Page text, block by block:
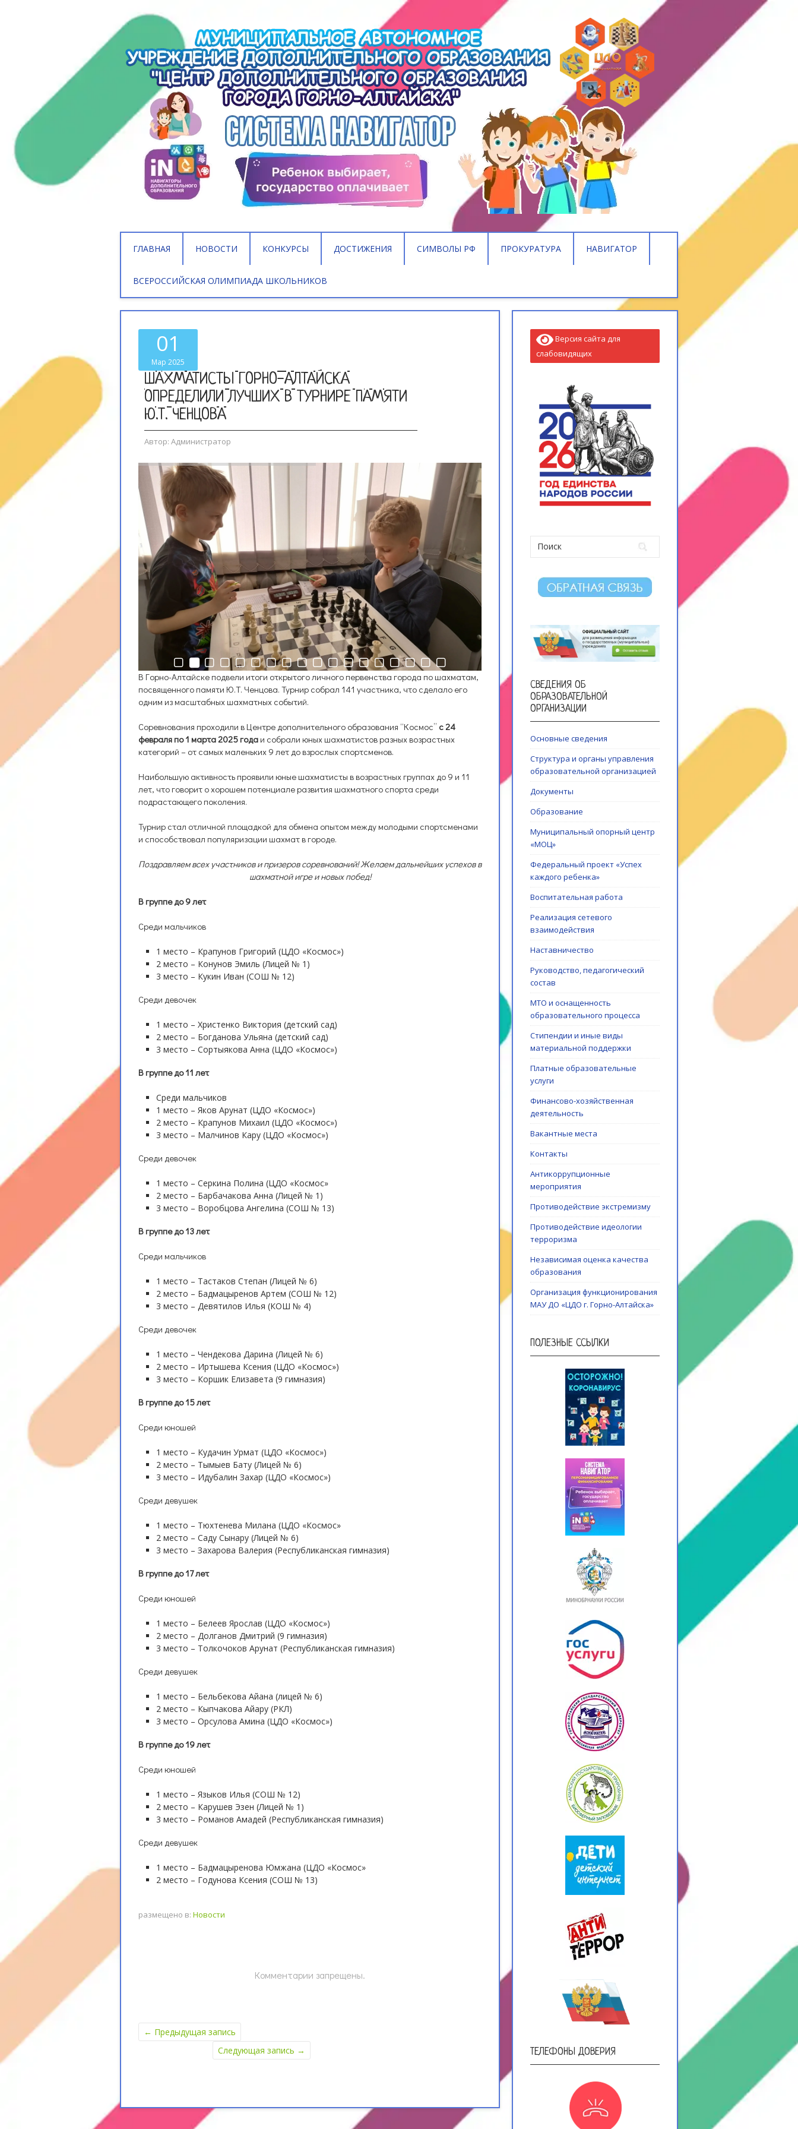
ГЛАВНАЯ НОВОСТИ КОНКУРСЫ ДОСТИЖЕНИЯ СИМВОЛЫ РФ ПРОКУРАТУРА НАВИГАТОР
ВСЕРОССИЙСКАЯ ОЛИМПИАДА ШКОЛЬНИКОВ
01
Мар 2025
ШАХМАТИСТЫ ГОРНО-АЛТАЙСКА
ОПРЕДЕЛИЛИ ЛУЧШИХ В ТУРНИРЕ ПАМЯТИ
Ю.Т. ЧЕНЦОВА
Автор: Администратор
В Горно-Алтайске подвели итоги открытого личного первенства города по шахматам,
посвященного памяти Ю.Т. Ченцова. Турнир собрал 141 участника, что сделало его
одним из масштабных шахматных событий.
Соревнования проходили в Центре дополнительного образования “Космос” с 24
февраля по 1 марта 2025 года и собрали юных шахматистов разных возрастных
категорий – от самых маленьких 9 лет до взрослых спортсменов.
Наибольшую активность проявили юные шахматисты в возрастных группах до 9 и 11
лет, что говорит о хорошем потенциале развития шахматного спорта среди
подрастающего поколения.
Турнир стал отличной площадкой для обмена опытом между молодыми спортсменами
и способствовал популяризации шахмат в городе.
Поздравляем всех участников и призеров соревнований! Желаем дальнейших успехов в
шахматной игре и новых побед!
В группе до 9 лет
Среди мальчиков
1 место – Крапунов Григорий (ЦДО «Космос»)
2 место – Конунов Эмиль (Лицей № 1)
3 место – Кукин Иван (СОШ № 12)
Среди девочек
1 место – Христенко Виктория (детский сад)
2 место – Богданова Ульяна (детский сад)
3 место – Сортыякова Анна (ЦДО «Космос»)
В группе до 11 лет
Среди мальчиков
1 место – Яков Арунат (ЦДО «Космос»)
2 место – Крапунов Михаил (ЦДО «Космос»)
3 место – Малчинов Кару (ЦДО «Космос»)
Среди девочек
1 место – Серкина Полина (ЦДО «Космос»
2 место – Барбачакова Анна (Лицей № 1)
3 место – Воробцова Ангелина (СОШ № 13)
В группе до 13 лет
Среди мальчиков
1 место – Тастаков Степан (Лицей № 6)
2 место – Бадмацыренов Артем (СОШ № 12)
3 место – Девятилов Илья (КОШ № 4)
Среди девочек
1 место – Чендекова Дарина (Лицей № 6)
2 место – Иртышева Ксения (ЦДО «Космос»)
3 место – Коршик Елизавета (9 гимназия)
В группе до 15 лет
Среди юношей
1 место – Кудачин Урмат (ЦДО «Космос»)
2 место – Тымыев Бату (Лицей № 6)
3 место – Идубалин Захар (ЦДО «Космос»)
Среди девушек
1 место – Тюхтенева Милана (ЦДО «Космос»
2 место – Саду Сынару (Лицей № 6)
3 место – Захарова Валерия (Республиканская гимназия)
В группе до 17 лет
Среди юношей
1 место – Белеев Ярослав (ЦДО «Космос»)
2 место – Долганов Дмитрий (9 гимназия)
3 место – Толкочоков Арунат (Республиканская гимназия)
Среди девушек
1 место – Бельбекова Айана (лицей № 6)
2 место – Кыпчакова Айару (РКЛ)
3 место – Орсулова Амина (ЦДО «Космос»)
В группе до 19 лет
Среди юношей
1 место – Языков Илья (СОШ № 12)
2 место – Карушев Эзен (Лицей № 1)
3 место – Романов Амадей (Республиканская гимназия)
Среди девушек
1 место – Бадмацыренова Юмжана (ЦДО «Космос»
2 место – Годунова Ксения (СОШ № 13)
размещено в: Новости
Комментарии запрещены.
← Предыдущая запись
Следующая запись →
Версия сайта для
слабовидящих
СВЕДЕНИЯ ОБ
ОБРАЗОВАТЕЛЬНОЙ
ОРГАНИЗАЦИИ
Основные сведения
Структура и органы управления
образовательной организацией
Документы
Образование
Муниципальный опорный центр
«МОЦ»
Федеральный проект «Успех
каждого ребенка»
Воспитательная работа
Реализация сетевого
взаимодействия
Наставничество
Руководство, педагогический
состав
МТО и оснащенность
образовательного процесса
Стипендии и иные виды
материальной поддержки
Платные образовательные
услуги
Финансово-хозяйственная
деятельность
Вакантные места
Контакты
Антикоррупционные
мероприятия
Противодействие экстремизму
Противодействие идеологии
терроризма
Независимая оценка качества
образования
Организация функционирования
МАУ ДО «ЦДО г. Горно-Алтайска»
ПОЛЕЗНЫЕ ССЫЛКИ
ТЕЛЕФОНЫ ДОВЕРИЯ